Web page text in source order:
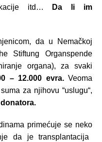
itd…
Da li im
da u Nemačkoj
Stiftung Organspende
organa), za svaki
– 12.000 evra.Veoma
za njihovu “uslugu“,
primećuje se neko
da je transplantacija